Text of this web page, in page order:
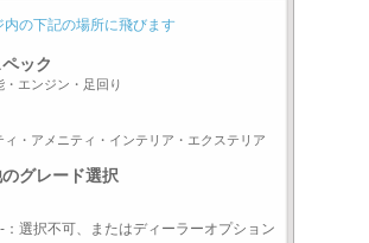
内の下記の場所に飛びます
ック
・エンジン・足回り
ィ・アメニティ・インテリア・エクステリア
グレード選択
択不可、またはディーラーオプション